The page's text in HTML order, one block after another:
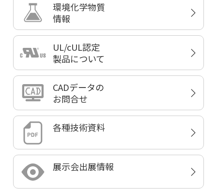
環境化学物質
情報
UL/cUL認定
製品について
CADデータの
お問合せ
各種技術資料
展示会出展情報